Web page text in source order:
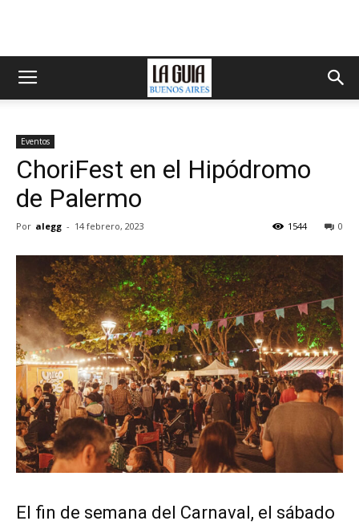
Eventos
ChoriFest en el Hipódromo
de Palermo
Por alegg - 14 febrero, 2023 0
1544
El fin de semana del Carnaval, el sábado